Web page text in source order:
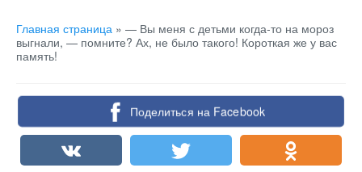
Главная страница » — Вы меня с детьми когда-то на мороз
выгнали, — помните? Ах, не было такого! Короткая же у вас
память!
Поделиться на Facebook